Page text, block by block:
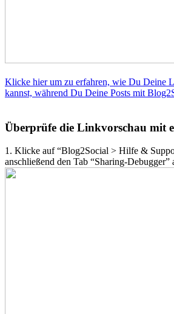
Klicke hier um zu erfahren, wie Du Deine
kannst, während Du Deine Posts mit
Überprüfe die Linkvorschau mit
1. Klicke auf “Blog2Social > Hilfe &
anschließend den Tab “Sharing-Debugger”